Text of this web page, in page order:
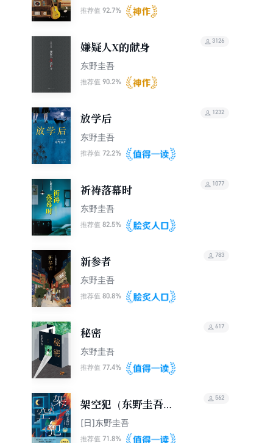
推荐值 92.7%
嫌疑人X的献身
东野圭吾
推荐值 90.2%
3126
放学后
东野圭吾
推荐值 72.2%
1232
祈祷落幕时
东野圭吾
推荐值 82.5%
1077
新参者
东野圭吾
推荐值 80.8%
783
秘密
东野圭吾
推荐值 77.4%
617
架空犯（东野圭吾
2025年新书）
[日]东野圭吾
推荐值 71.8%
562